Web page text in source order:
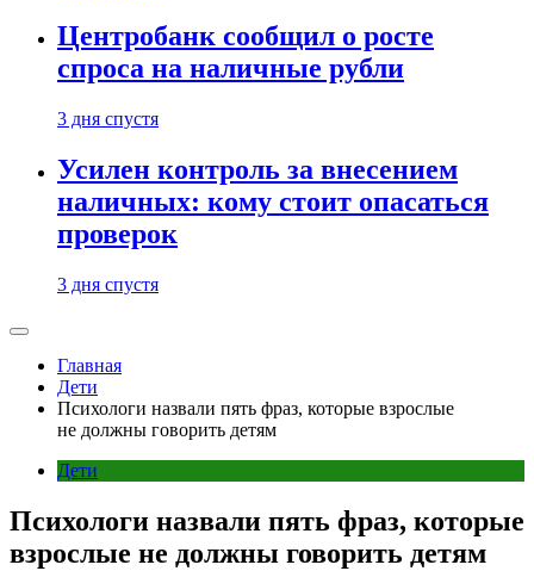
Центробанк сообщил о росте
спроса на наличные рубли
3 дня спустя
Усилен контроль за внесением
наличных: кому стоит опасаться
проверок
3 дня спустя
Главная
Дети
Психологи назвали пять фраз, которые взрослые
не должны говорить детям
Дети
Психологи назвали пять фраз, которые
взрослые не должны говорить детям